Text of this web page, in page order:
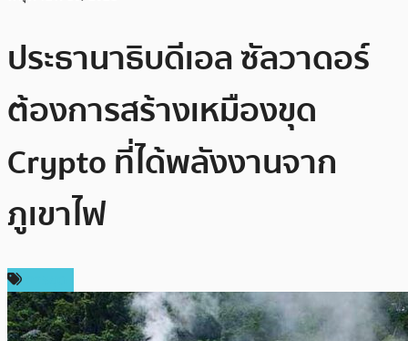
ประธานาธิบดีเอล ซัลวาดอร์
ต้องการสร้างเหมืองขุด
Crypto ที่ได้พลังงานจาก
ภูเขาไฟ